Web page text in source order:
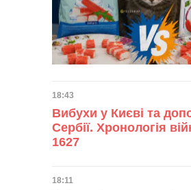
Дата публікації
18:43
Вибухи у Києві та
Сербії. Хронологія
1627
Дата публікації
18:11